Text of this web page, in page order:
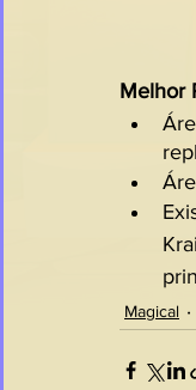
Melhor
Magical